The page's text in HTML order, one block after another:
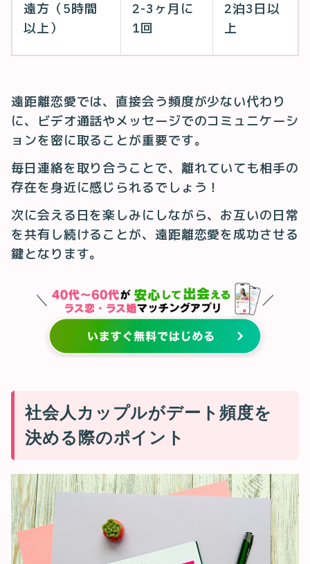
遠方（5時間
以上）
2-3ヶ月に
1回
2泊3日以
上
遠距離恋愛では、直接会う頻度が少ない代わり
に、ビデオ通話やメッセージでのコミュニケーシ
ョンを密に取ることが重要です。
毎日連絡を取り合うことで、離れていても相手の
存在を身近に感じられるでしょう！
次に会える日を楽しみにしながら、お互いの日常
を共有し続けることが、遠距離恋愛を成功させる
鍵となります。
社会人カップルがデート頻度を
決める際のポイント